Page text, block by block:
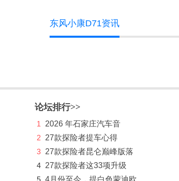
东风小康D71资讯
论坛排行>>
1
2026 年石家庄汽车音
2 27款探险者提车心得
3 27款探险者昆仑巅峰版落
4 27款探险者这33项升级
5 4月份至今，提白色蒙迪欧